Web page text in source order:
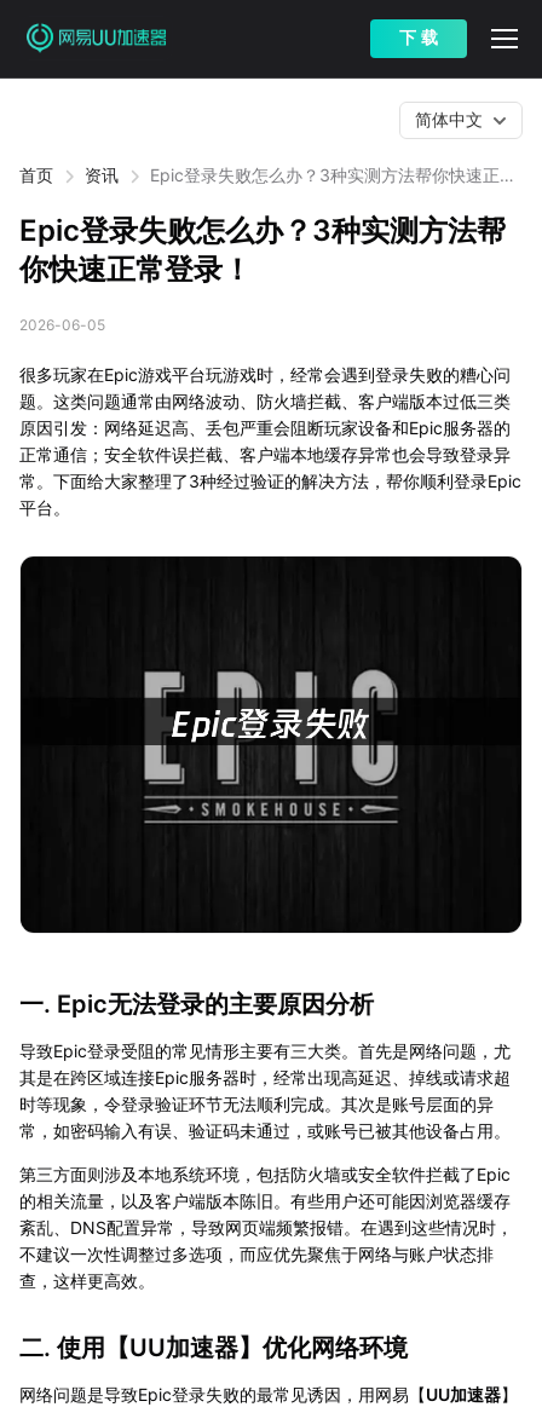
下 载
首页 资讯
Epic登录失败怎么办？3种实测方法帮你快速正常
简体中文
Epic登录失败怎么办？3种实测方法帮
你快速正常登录！
2026-06-05
很多玩家在Epic游戏平台玩游戏时，经常会遇到登录失败的糟心问
题。这类问题通常由网络波动、防火墙拦截、客户端版本过低三类
原因引发：网络延迟高、丢包严重会阻断玩家设备和Epic服务器的
正常通信；安全软件误拦截、客户端本地缓存异常也会导致登录异
常。下面给大家整理了3种经过验证的解决方法，帮你顺利登录Epic
平台。
一. Epic无法登录的主要原因分析
导致Epic登录受阻的常见情形主要有三大类。首先是网络问题，尤
其是在跨区域连接Epic服务器时，经常出现高延迟、掉线或请求超
时等现象，令登录验证环节无法顺利完成。其次是账号层面的异
常，如密码输入有误、验证码未通过，或账号已被其他设备占用。
第三方面则涉及本地系统环境，包括防火墙或安全软件拦截了Epic
的相关流量，以及客户端版本陈旧。有些用户还可能因浏览器缓存
紊乱、DNS配置异常，导致网页端频繁报错。在遇到这些情况时，
不建议一次性调整过多选项，而应优先聚焦于网络与账户状态排
查，这样更高效。
二. 使用【UU加速器】优化网络环境
网络问题是导致Epic登录失败的最常见诱因，用网易【UU加速器】